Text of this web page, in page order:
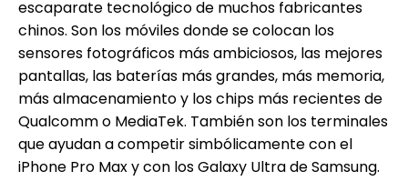
escaparate tecnológico de muchos fabricantes
chinos. Son los móviles donde se colocan los
sensores fotográficos más ambiciosos, las mejores
pantallas, las baterías más grandes, más memoria,
más almacenamiento y los chips más recientes de
Qualcomm o MediaTek. También son los terminales
que ayudan a competir simbólicamente con el
iPhone Pro Max y con los Galaxy Ultra de Samsung.